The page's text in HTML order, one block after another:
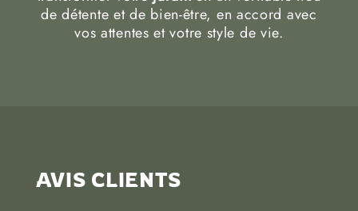
de détente et de bien-être, en accord avec
vos attentes et votre style de vie.
AVIS CLIENTS